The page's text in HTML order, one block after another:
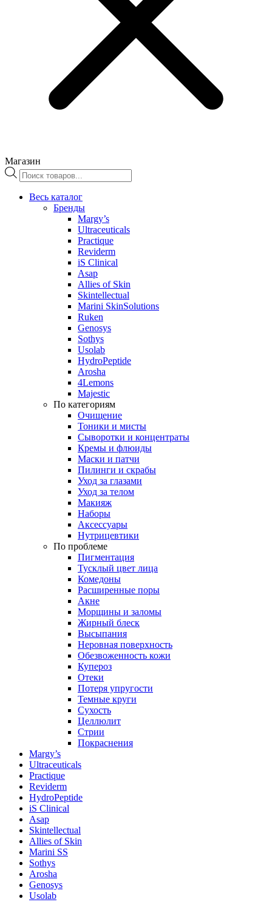
Магазин
Поиск
товаров
Весь каталог
Бренды
Margy’s
Ultraceuticals
Practique
Reviderm
iS Clinical
Asap
Allies of Skin
Skintellectual
Marini SkinSolutions
Ruken
Genosys
Sothys
Usolab
HydroPeptide
Arosha
4Lemons
Majestic
По категориям
Очищение
Тоники и мисты
Сыворотки и концентраты
Кремы и флюиды
Маски и патчи
Пилинги и скрабы
Уход за глазами
Уход за телом
Макияж
Наборы
Аксессуары
Нутрицевтики
По проблеме
Пигментация
Тусклый цвет лица
Комедоны
Расширенные поры
Акне
Морщины и заломы
Жирный блеск
Высыпания
Неровная поверхность
Обезвоженность кожи
Купероз
Отеки
Потеря упругости
Темные круги
Сухость
Целлюлит
Стрии
Покраснения
Margy’s
Ultraceuticals
Practique
Reviderm
HydroPeptide
iS Clinical
Asap
Skintellectual
Allies of Skin
Marini SS
Sothys
Arosha
Genosys
Usolab